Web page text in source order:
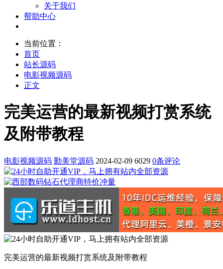
关于我们
帮助中心
当前位置：
首页
站长源码
电影视频源码
正文
完美运营的最新视频打赏系统
及附带教程
电影视频源码 勤美堂源码 2024-02-09 6029 0条评论
完美运营的最新视频打赏系统及附带教程